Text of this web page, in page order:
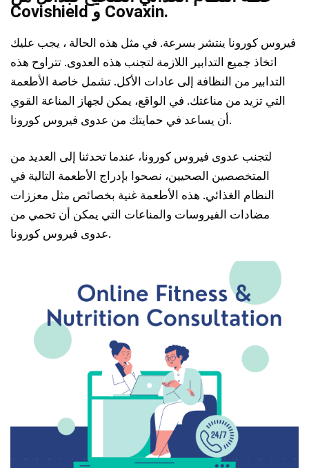
Covishield و Covaxin.
فيروس كورونا ينتشر بسرعة. في مثل هذه الحالة ، يجب عليك
اتخاذ جميع التدابير اللازمة لتجنب هذه العدوى. تتراوح هذه
التدابير من النظافة إلى عادات الأكل. تشمل خاصة الأطعمة
التي تزيد من مناعتك. في الواقع، يمكن لجهاز المناعة القوي
أن يساعد في حمايتك من عدوى فيروس كورونا.
لتجنب عدوى فيروس كورونا، عندما تحدثنا إلى العديد من
المتخصصين الصحيين، نصحوا بإدراج الأطعمة التالية في
النظام الغذائي. هذه الأطعمة غنية بخصائص مثل معززات
مضادات الفيروسات والمناعات التي يمكن أن تحمي من
عدوى فيروس كورونا.